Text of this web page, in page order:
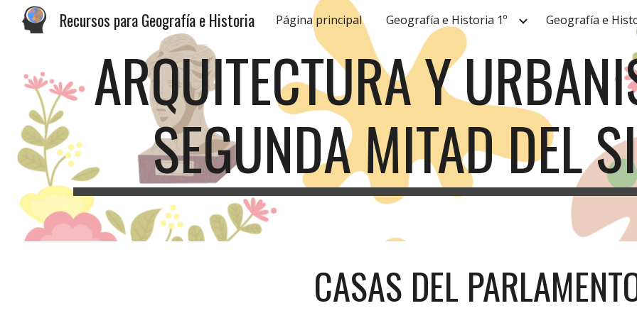
Skip to main content Skip to
Recursos para Geografía e Historia Página principal Geografía e Historia 1º Geografía e
ARQUITECTURA Y
SEGUNDA MITAD DEL
CASAS DEL